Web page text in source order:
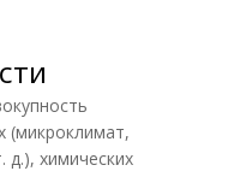
(микроклимат,
д.), химических